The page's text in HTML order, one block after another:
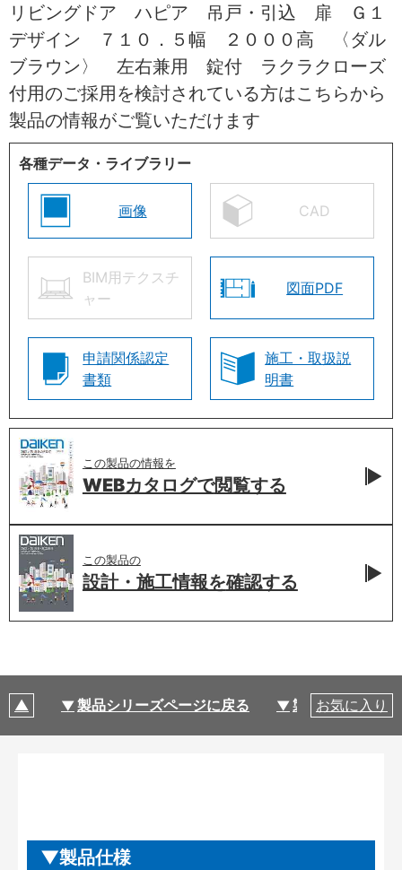
リビングドア ハピア 吊戸・引込 扉 Ｇ１
デザイン ７１０．５幅 ２０００高 〈ダル
ブラウン〉 左右兼用 錠付 ラクラクローズ
付用のご採用を検討されている方はこちらから
製品の情報がご覧いただけます
各種データ・ライブラリー
画像 CAD
BIM用テクスチ
ャー
図面PDF
申請関係認定
書類
施工・取扱説
明書
この製品の情報を
WEBカタログで閲覧する
この製品の
設計・施工情報を確認する
製品シリーズページに戻る 製品仕様
お気に入り
製品仕様